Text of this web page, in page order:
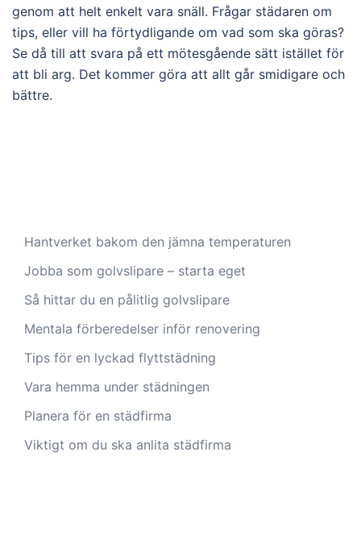
genom att helt enkelt vara snäll. Frågar städaren om
tips, eller vill ha förtydligande om vad som ska göras?
Se då till att svara på ett mötesgående sätt istället för
att bli arg. Det kommer göra att allt går smidigare och
bättre.
Hantverket bakom den jämna temperaturen
Jobba som golvslipare – starta eget
Så hittar du en pålitlig golvslipare
Mentala förberedelser inför renovering
Tips för en lyckad flyttstädning
Vara hemma under städningen
Planera för en städfirma
Viktigt om du ska anlita städfirma